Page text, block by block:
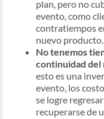
plan, pero no
evento, como
contratiempos
nuevo producto.
No tenemos
continuidad del
esto es una
evento, los
se logre
recuperarse de